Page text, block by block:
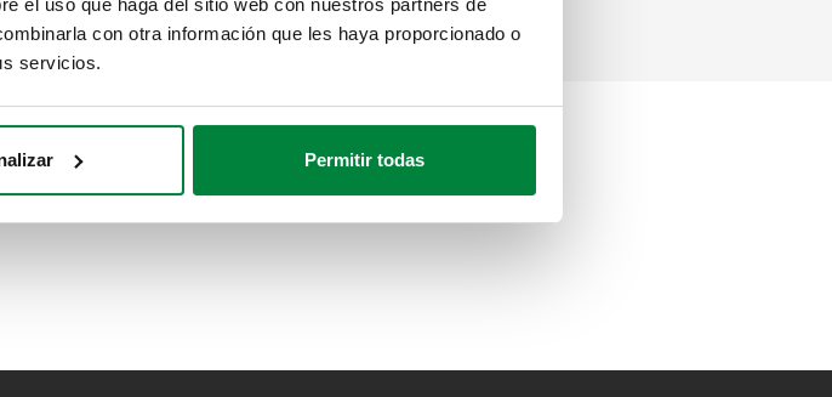
el uso que haga del sitio web con nuestros partners de
con otra información que les haya proporcionado o
servicios.
Permitir todas